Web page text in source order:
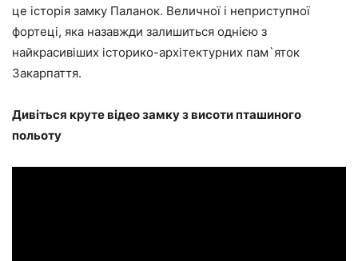
це історія замку Паланок. Величної і неприступної
фортеці, яка назавжди залишиться однією з
найкрасивіших історико-архітектурних пам`яток
Закарпаття.
Дивіться круте відео замку з висоти пташиного
польоту